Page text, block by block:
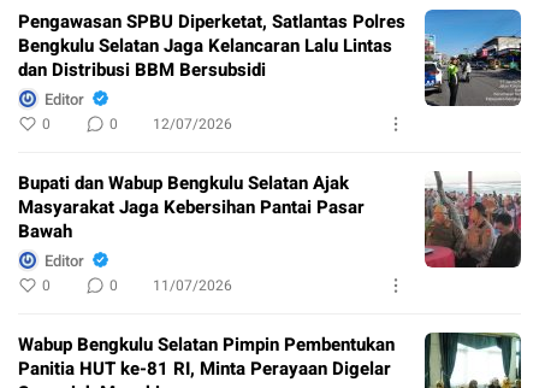
Pengawasan SPBU Diperketat, Satlantas Polres
Bengkulu Selatan Jaga Kelancaran Lalu Lintas
dan Distribusi BBM Bersubsidi
Editor
0 0 12/07/2026
Bupati dan Wabup Bengkulu Selatan Ajak
Masyarakat Jaga Kebersihan Pantai Pasar
Bawah
Editor
0 0 11/07/2026
Wabup Bengkulu Selatan Pimpin Pembentukan
Panitia HUT ke-81 RI, Minta Perayaan Digelar